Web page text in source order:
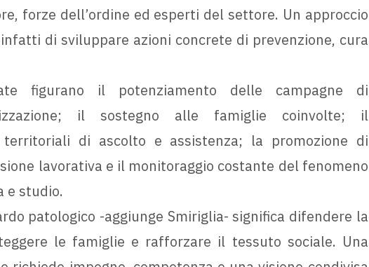
forze dell’ordine ed esperti del settore. Un approccio
di sviluppare azioni concrete di prevenzione, cura
figurano il potenziamento delle campagne di
il sostegno alle famiglie coinvolte; il
di ascolto e assistenza; la promozione di
lavorativa e il monitoraggio costante del fenomeno
e studio.
patologico -aggiunge Smiriglia- significa difendere la
le famiglie e rafforzare il tessuto sociale. Una